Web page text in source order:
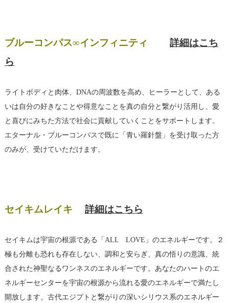
ブルーコンパス∞インフィニティ
詳細はこち
ら
ライトボディと肉体、DNAの周波数を高め、ヒーラーとして、ある
いは自分の好きなことや得意なことを真の自分と繋がり活用し、愛
と喜びにみちた方法で社会に貢献していくことをサポートします。
エターナル・ブルーコンパスで既に「青い羅針盤」を受け取った方
のみが、受けていただけます。
セイキムレイキ 詳細はこちら
セイキムは宇宙の根源である「ALL LOVE」のエネルギーです。２
極も分離も恐れも存在しない、調和と安らぎ、真の悟りの意識、統
合された神聖なるワンネスのエネルギーです。あなたのハートのエ
ネルギーセンターを宇宙の根源から流れる愛のエネルギーで満たし
開放します。古代エジプトと繋がりの深いシリウス系のエネルギー